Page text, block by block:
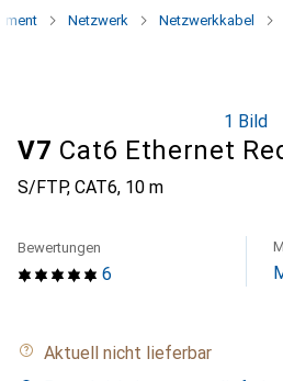
Netzwerk Netzwerkkabel
1 Bild
V7 Cat6 Ethernet
S/FTP, CAT6, 10 m
6
Bewertungen
Aktuell nicht lieferbar